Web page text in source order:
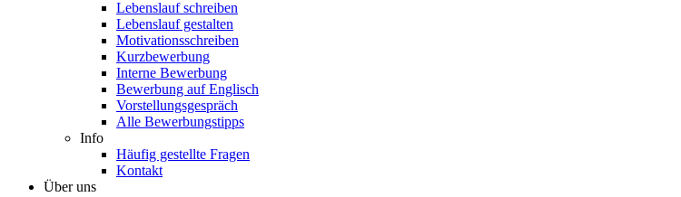
Lebenslauf schreiben
Lebenslauf gestalten
Motivationsschreiben
Kurzbewerbung
Interne Bewerbung
Bewerbung auf Englisch
Vorstellungsgespräch
Alle Bewerbungstipps
Info
Häufig gestellte Fragen
Kontakt
Über uns